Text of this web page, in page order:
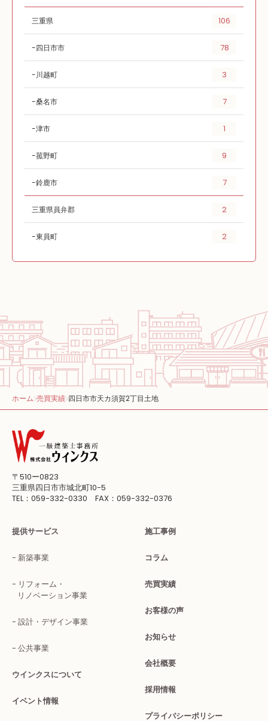
三重県 106
四日市市 78
川越町 3
桑名市 7
津市 1
菰野町 9
鈴鹿市 7
三重県員弁郡 2
東員町 2
ホーム 売買実績 四日市市天カ須賀2丁目土地
〒510ー0823
三重県四日市市城北町10-5
TEL：059-332-0330 FAX：059-332-0376
提供サービス
新築事業
リフォーム・
リノベーション事業
設計・デザイン事業
公共事業
ウインクスについて
イベント情報
施工事例
コラム
売買実績
お客様の声
お知らせ
会社概要
採用情報
プライバシーポリシー